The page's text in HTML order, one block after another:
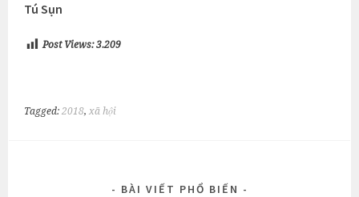
Tú Sụn
Post Views: 3.209
Tagged:2018, xã hội
BÀI VIẾT PHỔ BIẾN